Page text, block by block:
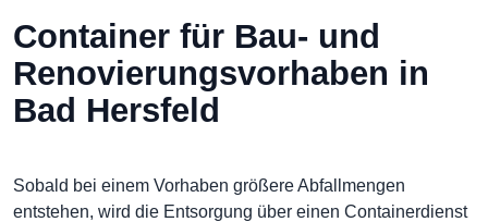
Container für Bau- und
Renovierungsvorhaben in
Bad Hersfeld
Sobald bei einem Vorhaben größere Abfallmengen
entstehen, wird die Entsorgung über einen Containerdienst